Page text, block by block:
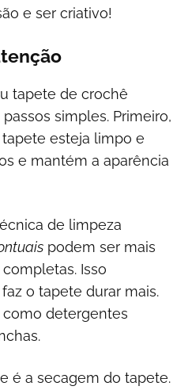
e ser criativo!
tapete de crochê
simples. Primeiro,
esteja limpo e
e mantém a aparência
de limpeza
podem ser mais
Isso
o tapete durar mais.
detergentes
é a secagem do tapete.